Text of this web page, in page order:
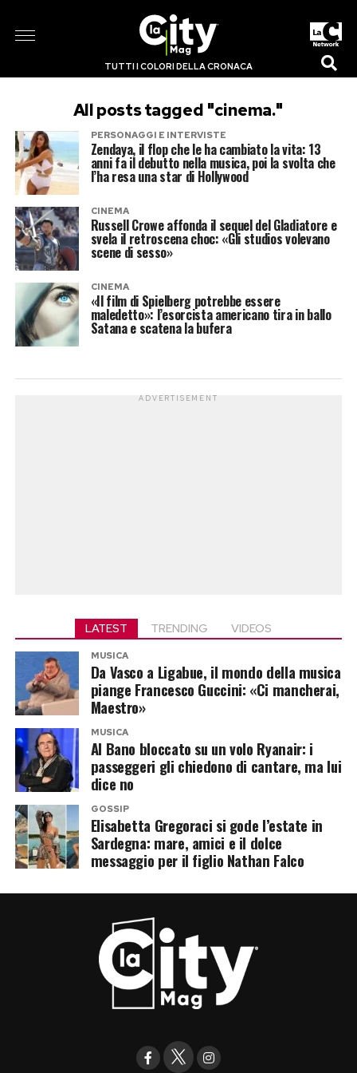
TUTTI I COLORI DELLA CRONACA
All posts tagged "cinema."
PERSONAGGI E INTERVISTE
Zendaya, il flop che le ha cambiato la vita: 13
anni fa il debutto nella musica, poi la svolta che
l’ha resa una star di Hollywood
CINEMA
Russell Crowe affonda il sequel del Gladiatore e
svela il retroscena choc: «Gli studios volevano
scene di sesso»
CINEMA
«Il film di Spielberg potrebbe essere
maledetto»: l’esorcista americano tira in ballo
Satana e scatena la bufera
ADVERTISEMENT
LATEST TRENDING VIDEOS
MUSICA
Da Vasco a Ligabue, il mondo della musica
piange Francesco Guccini: «Ci mancherai,
Maestro»
MUSICA
Al Bano bloccato su un volo Ryanair: i
passeggeri gli chiedono di cantare, ma lui
dice no
GOSSIP
Elisabetta Gregoraci si gode l’estate in
Sardegna: mare, amici e il dolce
messaggio per il figlio Nathan Falco